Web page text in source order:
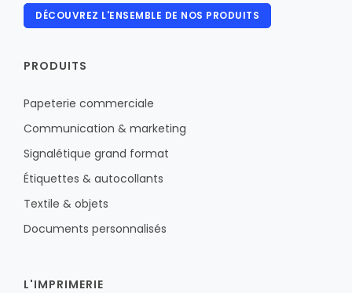
DÉCOUVREZ L'ENSEMBLE DE NOS PRODUITS
PRODUITS
Papeterie commerciale
Communication & marketing
Signalétique grand format
Étiquettes & autocollants
Textile & objets
Documents personnalisés
L'IMPRIMERIE